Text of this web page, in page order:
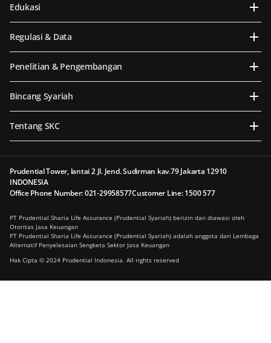
Edukasi
Regulasi & Data
Penelitian & Pengembangan
Bincang Syariah
Tentang SKC
Prudential Tower, lantai 2 Jl. Jend. Sudirman kav.79 Jakarta 12910
INDONESIA
Office Phone Number: 021-29958577Customer Line: 1500 577
PT Prudential Sharia Life Assurance (Prudential Syariah) berizin dan diawasi oleh
Otoritas Jasa Keuangan
PT Prudential Sharia Life Assurance (Prudential Syariah) adalah anggota dari Lembaga
Alternatif Penyelesaian Sengketa Sektor Jasa Keuangan
Hak Cipta © 2024 Prudential Indonesia. All rights reserved